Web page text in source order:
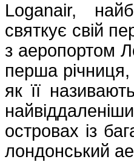
Loganair,
святкує свій
з аеропортом
перша річниця,
як її
островах із
лондонський